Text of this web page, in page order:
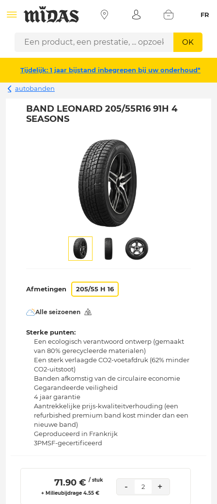
FR
OK
Tijdelijk: 1 jaar bijstand inbegrepen bij uw onderhoud*
autobanden
BAND LEONARD 205/55R16 91H 4
SEASONS
Afmetingen 205/55 H 16
Alle seizoenen
Sterke punten:
Een ecologisch verantwoord ontwerp (gemaakt
van 80% gerecycleerde materialen)
Een sterk verlaagde CO2-voetafdruk (62% minder
CO2-uitstoot)
Banden afkomstig van de circulaire economie
Gegarandeerde veiligheid
4 jaar garantie
Aantrekkelijke prijs-kwaliteitverhouding (een
refurbished premium band kost minder dan een
nieuwe band)
Geproduceerd in Frankrijk
3PMSF-gecertificeerd
71.90 € / stuk
+ Milieubijdrage 4.55 €
- 2 +